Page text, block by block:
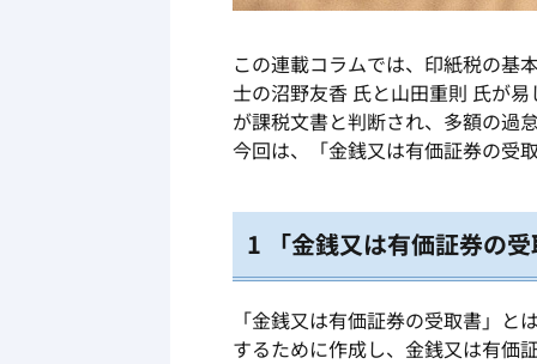
この連載コラムでは、印紙税の基
士の沼野友香 氏と山田重則 氏が
が課税文書と判断され、多額の過
今回は、「金銭又は有価証券の受
1 「金銭又は有価証券の
「金銭又は有価証券の受取書」
するために作成し、金銭又は有価